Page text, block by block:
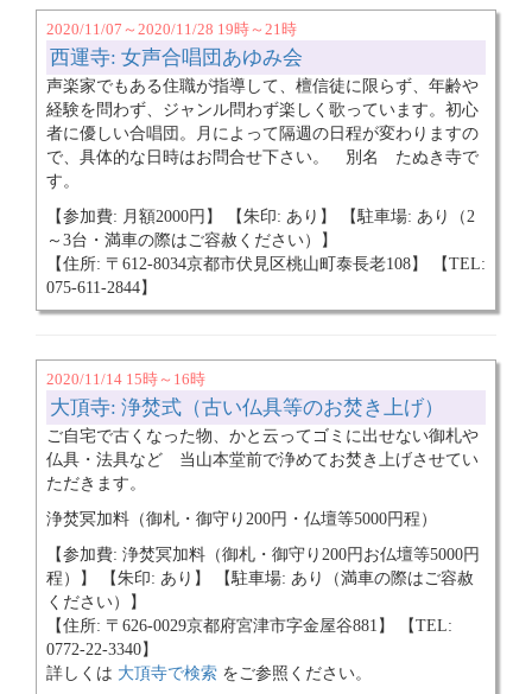
2020/11/07～2020/11/28 19時～21時
西運寺: 女声合唱団あゆみ会
声楽家でもある住職が指導して、檀信徒に限らず、年齢や
経験を問わず、ジャンル問わず楽しく歌っています。初心
者に優しい合唱団。月によって隔週の日程が変わりますの
で、具体的な日時はお問合せ下さい。 別名 たぬき寺で
す。
【参加費: 月額2000円】 【朱印: あり】 【駐車場: あり（2
～3台・満車の際はご容赦ください）】
【住所: 〒612-8034京都市伏見区桃山町泰長老108】 【TEL:
075-611-2844】
2020/11/14 15時～16時
大頂寺: 浄焚式（古い仏具等のお焚き上げ）
ご自宅で古くなった物、かと云ってゴミに出せない御札や
仏具・法具など 当山本堂前で浄めてお焚き上げさせてい
ただきます。
浄焚冥加料（御札・御守り200円・仏壇等5000円程）
【参加費: 浄焚冥加料（御札・御守り200円お仏壇等5000円
程）】 【朱印: あり】 【駐車場: あり（満車の際はご容赦
ください）】
【住所: 〒626-0029京都府宮津市字金屋谷881】 【TEL:
0772-22-3340】
詳しくは 大頂寺で検索 をご参照ください。